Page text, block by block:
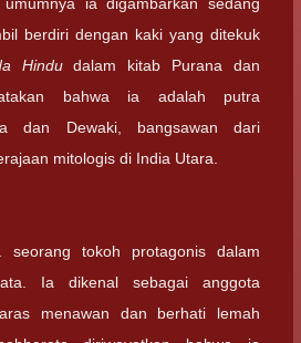
berdiri dengan kaki yang ditekuk
Hindudalam kitab Purana dan
bahwa ia adalah putra
dan Dewaki, bangsawan dari
mitologis di India Utara.
seorang tokoh protagonis dalam
Ia dikenal sebagai anggota
menawan dan berhati lemah